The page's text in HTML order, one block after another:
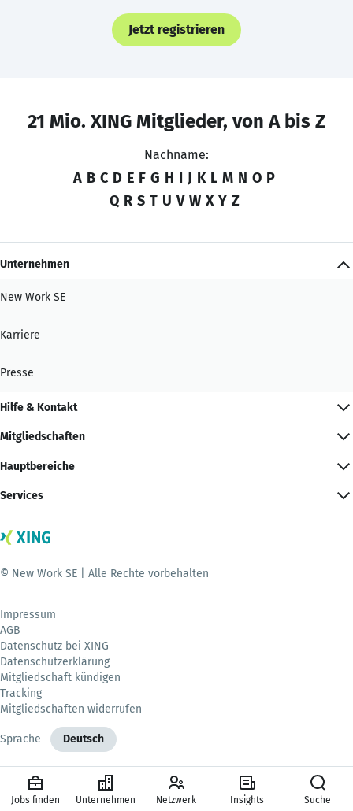
Jetzt registrieren
21 Mio. XING Mitglieder, von A bis Z
Nachname:
A B C D E F G H I J K L M N O P
Q R S T U V W X Y Z
Unternehmen
New Work SE
Karriere
Presse
Hilfe & Kontakt
Mitgliedschaften
Hauptbereiche
Services
© New Work SE | Alle Rechte vorbehalten
Impressum
AGB
Datenschutz bei XING
Datenschutzerklärung
Mitgliedschaft kündigen
Tracking
Mitgliedschaften widerrufen
Sprache Deutsch
Jobs finden Unternehmen Netzwerk Insights Suche